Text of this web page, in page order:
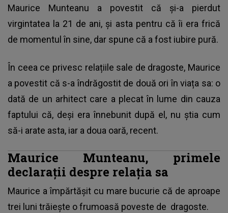
Maurice Munteanu a povestit că și-a pierdut
virgintatea la 21 de ani, și asta pentru că îi era frică
de momentul în sine, dar spune că a fost iubire pură.
În ceea ce privesc relațiile sale de dragoste, Maurice
a povestit că s-a îndrăgostit de două ori în viața sa: o
dată de un arhitect care a plecat în lume din cauza
faptului că, deși era înnebunit după el, nu știa cum
să-i arate asta, iar a doua oară, recent.
Maurice Munteanu, primele
declarații despre relația sa
Maurice a împărtășit cu mare bucurie că de aproape
trei luni trăiește o frumoasă poveste de dragoste.